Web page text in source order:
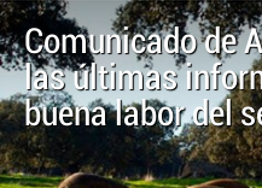
Comunicado de
las últimas
buena labor del